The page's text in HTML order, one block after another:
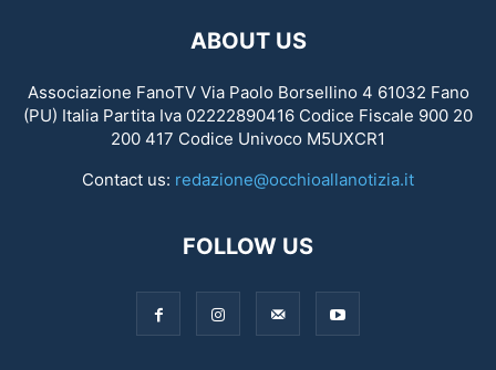
ABOUT US
Associazione FanoTV Via Paolo Borsellino 4 61032 Fano
(PU) Italia Partita Iva 02222890416 Codice Fiscale 900 20
200 417 Codice Univoco M5UXCR1
Contact us: redazione@occhioallanotizia.it
FOLLOW US